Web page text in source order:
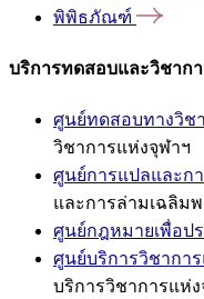
พิพิธภัณฑ์
บริการทดสอบและวิชาก
ศูนย์ทดสอบทางวิช
วิชาการแห่งจุฬาฯ
ศูนย์การแปลและก
และการล่ามเฉลิมพ
ศูนย์กฎหมายเพื่อป
ศูนย์บริการวิชากา
บริการวิชาการแห่